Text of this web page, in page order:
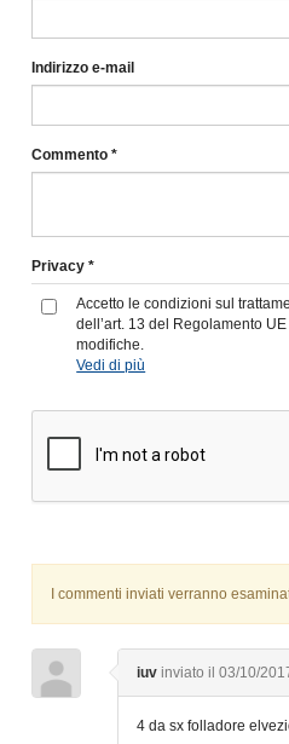
Indirizzo e-mail
Commento *
Privacy *
Accetto le condizioni sul
dell’art. 13 del Regolamento
modifiche.
Vedi di più
I commenti inviati verranno
iuv inviato il 03/10/
4 da sx folladore